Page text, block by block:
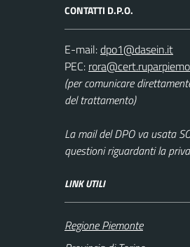
CONTATTI D.P.O.
E-mail:
PEC:
(per comunicare
del trattamento)
La mail del DPO va usata
questioni riguardanti la
LINK UTILI
Regione Piemonte